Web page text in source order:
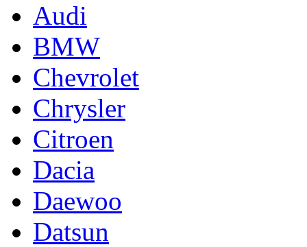
Audi
BMW
Chevrolet
Chrysler
Citroen
Dacia
Daewoo
Datsun